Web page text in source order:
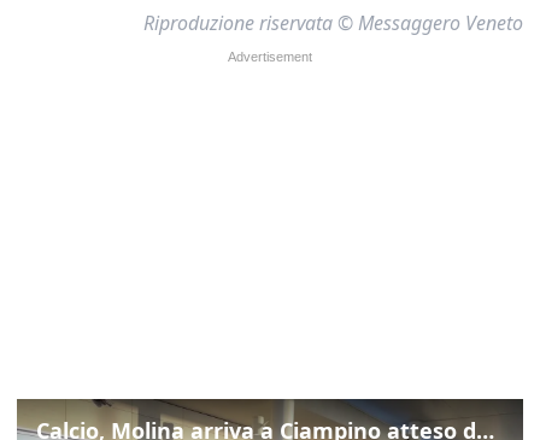
Riproduzione riservata © Messaggero Veneto
Calcio, Molina arriva a Ciampino atteso dalla Roma